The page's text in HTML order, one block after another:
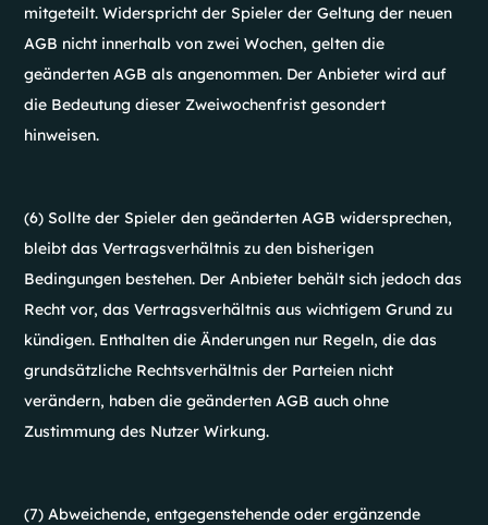
mitgeteilt. Widerspricht der Spieler der Geltung der neuen
AGB nicht innerhalb von zwei Wochen, gelten die
geänderten AGB als angenommen. Der Anbieter wird auf
die Bedeutung dieser Zweiwochenfrist gesondert
hinweisen.
(6) Sollte der Spieler den geänderten AGB widersprechen,
bleibt das Vertragsverhältnis zu den bisherigen
Bedingungen bestehen. Der Anbieter behält sich jedoch das
Recht vor, das Vertragsverhältnis aus wichtigem Grund zu
kündigen. Enthalten die Änderungen nur Regeln, die das
grundsätzliche Rechtsverhältnis der Parteien nicht
verändern, haben die geänderten AGB auch ohne
Zustimmung des Nutzer Wirkung.
(7) Abweichende, entgegenstehende oder ergänzende